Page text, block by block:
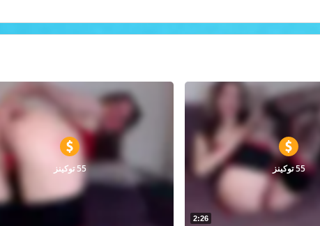
2:26
55 توكينز 55 توكينز